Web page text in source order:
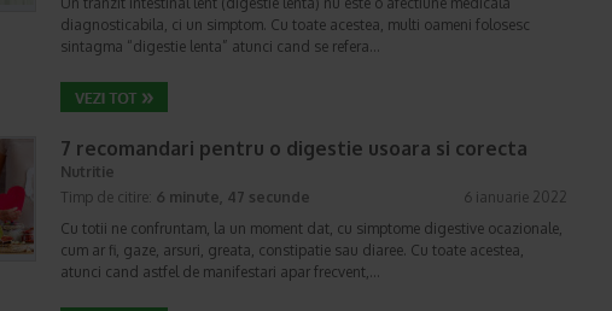
diagnosticabila, ci un simptom. Cu toate acestea, multi oameni folosesc
sintagma “digestie lenta” atunci cand se refera…
7 recomandari pentru o digestie usoara si corecta
Nutritie
Timp de citire: 6 minute, 47 secunde
6 ianuarie 2022
Cu totii ne confruntam, la un moment dat, cu simptome digestive ocazionale,
cum ar fi, gaze, arsuri, greata, constipatie sau diaree. Cu toate acestea,
atunci cand astfel de manifestari apar frecvent,…